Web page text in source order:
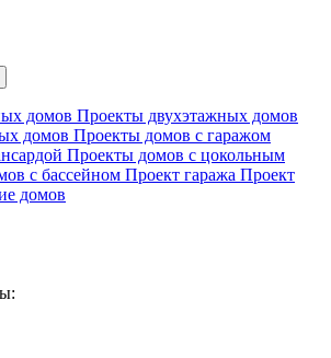
домов Проекты двухэтажных домов
домов Проекты домов с гаражом
Проекты домов с цокольным
с бассейном Проект гаража Проект
домов